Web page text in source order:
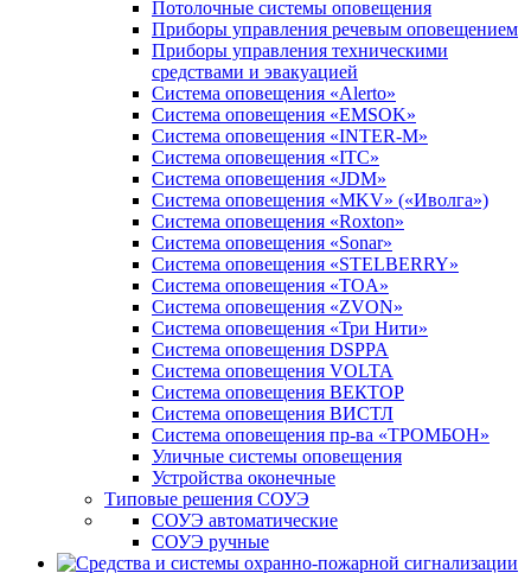
Потолочные системы оповещения
Приборы управления речевым оповещением
Приборы управления техническими
средствами и эвакуацией
Система оповещения «Alerto»
Система оповещения «EMSOK»
Система оповещения «INTER-M»
Система оповещения «ITC»
Система оповещения «JDM»
Система оповещения «MKV» («Иволга»)
Система оповещения «Roxton»
Система оповещения «Sonar»
Система оповещения «STELBERRY»
Система оповещения «TOA»
Система оповещения «ZVON»
Система оповещения «Три Нити»
Система оповещения DSPPA
Система оповещения VOLTA
Система оповещения ВЕКТОР
Система оповещения ВИСТЛ
Система оповещения пр-ва «ТРОМБОН»
Уличные системы оповещения
Устройства оконечные
Типовые решения СОУЭ
СОУЭ автоматические
СОУЭ ручные